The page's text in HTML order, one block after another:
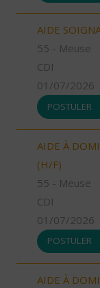
AIDE
55 - Meuse
CDI
01/07/2026
POSTULER
AIDE À
(H/F)
55 - Meuse
CDI
01/07/2026
POSTULER
AIDE À